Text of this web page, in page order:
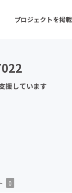
プロジェクトを掲
ン 注目の新着
チャレンジ
援しています
0